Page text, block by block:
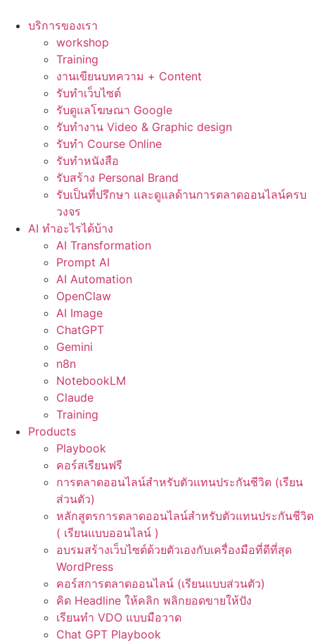
บริการของเรา
workshop
Training
งานเขียนบทความ + Content
รับทำเว็บไซต์
รับดูแลโฆษณา Google
รับทำงาน Video & Graphic design
รับทำ Course Online
รับทำหนังสือ
รับสร้าง Personal Brand
รับเป็นที่ปรึกษา และดูแลด้านการตลาดออนไลน์ครบ
วงจร
AI ทำอะไรได้บ้าง
AI Transformation
Prompt AI
AI Automation
OpenClaw
AI Image
ChatGPT
Gemini
n8n
NotebookLM
Claude
Training
Products
Playbook
คอร์สเรียนฟรี
การตลาดออนไลน์สำหรับตัวแทนประกันชีวิต (เรียน
ส่วนตัว)
หลักสูตรการตลาดออนไลน์สำหรับตัวแทนประกันชีวิต
( เรียนแบบออนไลน์ )
อบรมสร้างเว็บไซต์ด้วยตัวเองกับเครื่องมือที่ดีที่สุด
WordPress
คอร์สการตลาดออนไลน์ (เรียนแบบส่วนตัว)
คิด Headline ให้คลิก พลิกยอดขายให้ปัง
เรียนทำ VDO แบบมือวาด
Chat GPT Playbook